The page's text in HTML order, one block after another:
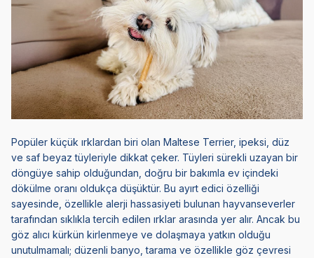
Popüler küçük ırklardan biri olan Maltese Terrier, ipeksi, düz
ve saf beyaz tüyleriyle dikkat çeker. Tüyleri sürekli uzayan bir
döngüye sahip olduğundan, doğru bir bakımla ev içindeki
dökülme oranı oldukça düşüktür. Bu ayırt edici özelliği
sayesinde, özellikle alerji hassasiyeti bulunan hayvanseverler
tarafından sıklıkla tercih edilen ırklar arasında yer alır. Ancak bu
göz alıcı kürkün kirlenmeye ve dolaşmaya yatkın olduğu
unutulmamalı; düzenli banyo, tarama ve özellikle göz çevresi